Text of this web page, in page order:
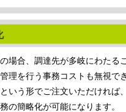
場合、調達先が多岐にわたる
理を行う事務コストも無視で
いう形でご注文いただければ
の簡略化が可能になります。